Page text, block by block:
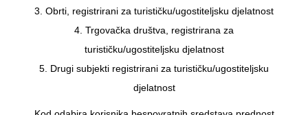
3. Obrti, registrirani za turističku/ugostiteljsku djelatnost
4. Trgovačka društva, registrirana za
turističku/ugostiteljsku djelatnost
5. Drugi subjekti registrirani za turističku/ugostiteljsku
djelatnost